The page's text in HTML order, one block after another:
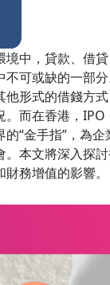
境中，貸款、借
不可或缺的一部
他形式的借錢方
而在香港，IPO
的“金手指”，為
。本文將深入探
務增值的影響。